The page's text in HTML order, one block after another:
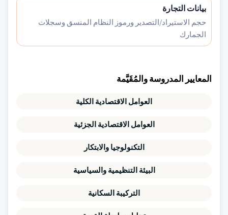
بيانات التجارة
حجم الاستيراد/التصدير ورموز النظام المنسق وسجلات
الجمارك
المعايير المدروسة والمُقَيَّمة
العوامل الاقتصادية الكلية
العوامل الاقتصادية الجزئية
التكنولوجيا والابتكار
البيئة التنظيمية والسياسية
التركيبة السكانية